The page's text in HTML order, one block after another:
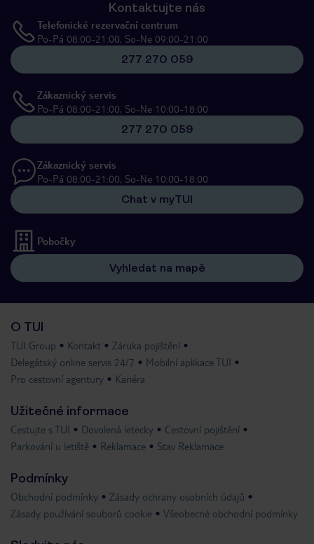
Kontaktujte nás
Telefonické rezervační centrum
Po-Pá 08:00-21:00, So-Ne 09:00-21:00
277 270 059
Zákaznický servis
Po-Pá 08:00-21:00, So-Ne 10:00-18:00
277 270 059
Zákaznický servis
Po-Pá 08:00-21:00, So-Ne 10:00-18:00
Chat v myTUI
Pobočky
Vyhledat na mapě
O TUI
TUI Group Kontakt
Záruka pojištění
Delegátský online servis 24/7
Mobilní aplikace TUI
Pro cestovní agentury
Kariéra
Užitečné informace
Cestujte s TUI Dovolená letecky
Cestovní pojištění
Parkování u letiště
Reklamace Stav Reklamace
Podmínky
Obchodní podmínky
Zásady ochrany osobních údajů
Zásady používání souborů cookie
Všeobecné obchodní podmínky